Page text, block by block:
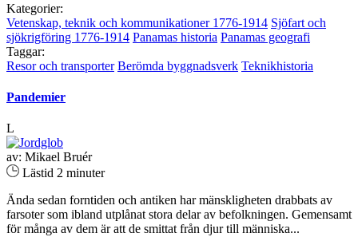
Kategorier:
Vetenskap, teknik och kommunikationer 1776-1914 Sjöfart och
sjökrigföring 1776-1914 Panamas historia Panamas geografi
Taggar:
Resor och transporter Berömda byggnadsverk Teknikhistoria
Pandemier
L
av: Mikael Bruér
Lästid 2 minuter
Ända sedan forntiden och antiken har mänskligheten drabbats av
farsoter som ibland utplånat stora delar av befolkningen. Gemensamt
för många av dem är att de smittat från djur till människa...